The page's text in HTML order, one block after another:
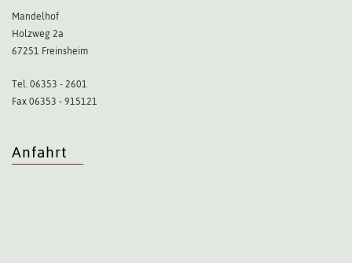
Mandelhof
Holzweg 2a
67251 Freinsheim
Tel. 06353 - 2601
Fax 06353 - 915121
Anfahrt